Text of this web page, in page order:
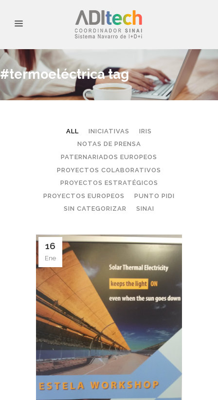
#termoeléctrica tag
ALL INICIATIVAS
IRIS
NOTAS DE PRENSA
PATERNARIADOS EUROPEOS
PROYECTOS COLABORATIVOS
PROYECTOS ESTRATÉGICOS
PROYECTOS EUROPEOS
PUNTO PIDI
SIN CATEGORIZAR
SINAI
16
Ene